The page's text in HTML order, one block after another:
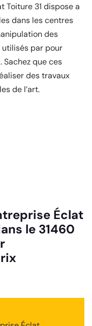
Toiture 31 dispose a
dans les centres
des
par pour
Sachez que ces
des travaux
de l’art.
Éclat
le 31460